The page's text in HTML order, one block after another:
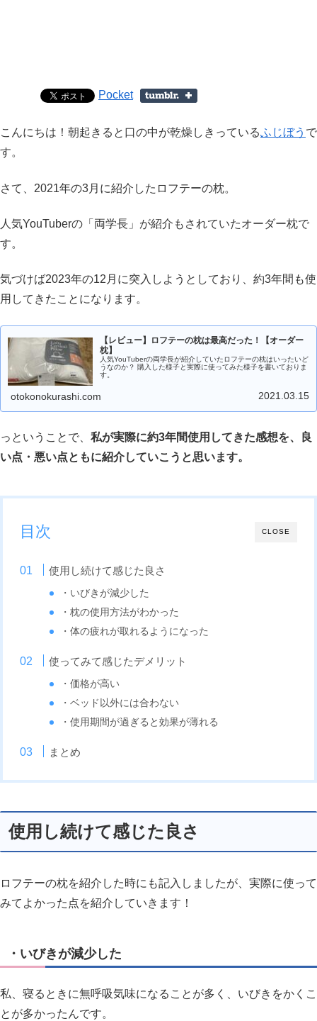
Pocket
こんにちは！朝起きると口の中が乾燥しきっているふじぼう で
す。
さて、2021年の3月に紹介したロフテーの枕。
人気YouTuberの「両学長」が紹介もされていたオーダー枕で
す。
気づけば2023年の12月に突入しようとしており、約3年間も使
用してきたことになります。
【レビュー】ロフテーの枕は最高だった！【オーダー
枕】
人気YouTuberの両学長が紹介していたロフテーの枕はいったいど
うなのか？ 購入した様子と実際に使ってみた様子を書いておりま
す。
otokonokurashi.com 2021.03.15
っということで、 私が実際に約3年間使用してきた感想を、良
い点・悪い点ともに紹介していこうと思います。
CLOSE
目次
使用し続けて感じた良さ
・いびきが減少した
・枕の使用方法がわかった
・体の疲れが取れるようになった
使ってみて感じたデメリット
・価格が高い
・ベッド以外には合わない
・使用期間が過ぎると効果が薄れる
まとめ
使用し続けて感じた良さ
ロフテーの枕を紹介した時にも記入しましたが、実際に使って
みてよかった点を紹介していきます！
・いびきが減少した
私、寝るときに無呼吸気味になることが多く、いびきをかくこ
とが多かったんです。